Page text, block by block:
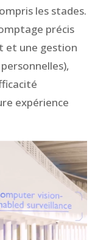
les stades.
précis
et une gestion
expérience